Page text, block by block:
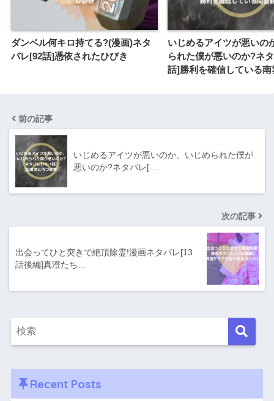
ダンベル何キロ持てる?(漫画)ネタ
バレ[92話]憑依されたひびき
いじめるアイツが悪いの
られた僕が悪いのか?ネ
話]勝利を確信している南
前の記事
いじめるアイツが悪いのか、いじめられた僕が
悪いのか?ネタバレ[…
次の記事
出会ってひと突きで絶頂除霊!漫画ネタバレ[13
話後編]真澄たち…
Recent Posts